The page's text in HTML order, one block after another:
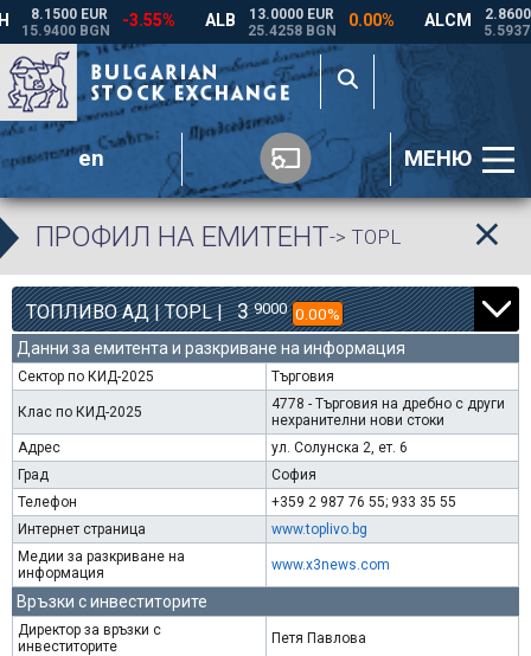
en МЕНЮ
ПРОФИЛ НА ЕМИТЕНТ-> TOPL
ТОПЛИВО АД | TOPL | 3 9000 0.00%
Данни за емитента и разкриване на информация
Сектор по КИД-2025 Търговия
Клас по КИД-2025
4778 - Търговия на дребно с други
нехранителни нови стоки
Адрес
ул. Солунска 2, ет. 6
Град
София
Телефон
+359 2 987 76 55; 933 35 55
Интернет страница
www.toplivo.bg
Медии за разкриване на
информация
www.x3news.com
Връзки с инвеститорите
Директор за връзки с
инвеститорите
Петя Павлова